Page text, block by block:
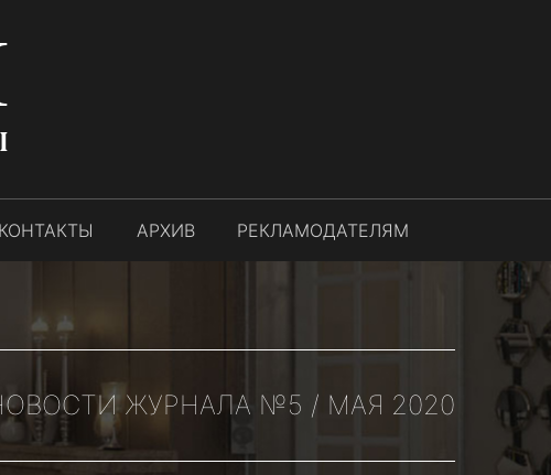
КОНТАКТЫ АРХИВ РЕКЛАМОДАТЕЛЯМ
ЖУРНАЛА №5 / МАЯ 2020